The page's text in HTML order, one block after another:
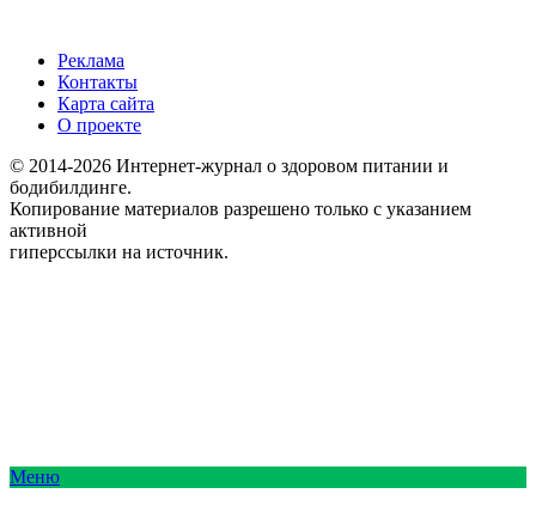
Реклама
Контакты
Карта сайта
О проекте
© 2014-2026 Интернет-журнал о здоровом питании и
бодибилдинге.
Копирование материалов разрешено только с указанием
активной
гиперссылки на источник.
Меню